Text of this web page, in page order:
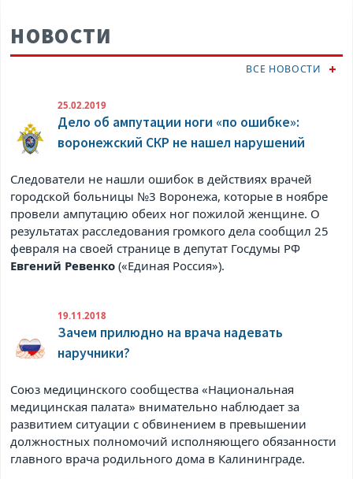
НОВОСТИ
ВСЕ НОВОСТИ
25.02.2019
Дело об ампутации ноги «по ошибке»:
воронежский СКР не нашел нарушений
Следователи не нашли ошибок в действиях врачей
городской больницы №3 Воронежа, которые в ноябре
провели ампутацию обеих ног пожилой женщине. О
результатах расследования громкого дела сообщил 25
февраля на своей странице в депутат Госдумы РФ
Евгений Ревенко(«Единая Россия»).
19.11.2018
Зачем прилюдно на врача надевать
наручники?
Союз медицинского сообщества «Национальная
медицинская палата» внимательно наблюдает за
развитием ситуации с обвинением в превышении
должностных полномочий исполняющего обязанности
главного врача родильного дома в Калининграде.